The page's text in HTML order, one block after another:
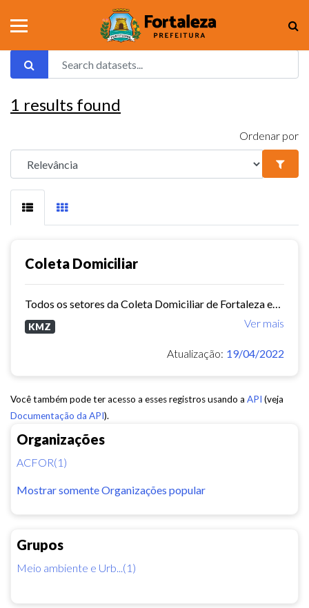
Organizações
ACFOR(1)
Mostrar somente Organizações popular
Grupos
Meio ambiente e Urb...(1)
1 results found
Ordenar por
Coleta Domiciliar
Ver mais
KMZ
Atualização: 19/04/2022
Você também pode ter acesso a esses registros usando a API (veja
Documentação da API).